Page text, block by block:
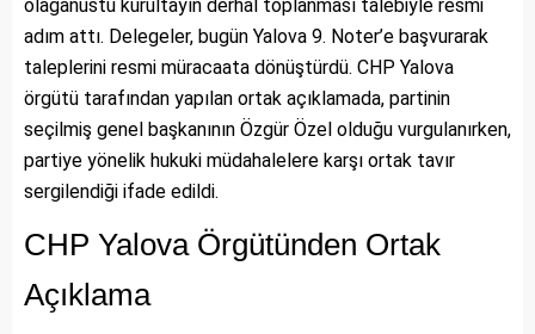
olağanüstü kurultayın derhal toplanması talebiyle resmi
adım attı. Delegeler, bugün Yalova 9. Noter’e başvurarak
taleplerini resmi müracaata dönüştürdü. CHP Yalova
örgütü tarafından yapılan ortak açıklamada, partinin
seçilmiş genel başkanının Özgür Özel olduğu vurgulanırken,
partiye yönelik hukuki müdahalelere karşı ortak tavır
sergilendiği ifade edildi.
CHP Yalova Örgütünden Ortak
Açıklama